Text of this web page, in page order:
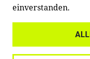
und anderen
einverstanden.